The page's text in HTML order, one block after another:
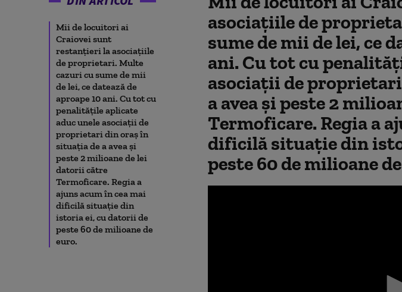
Mii de locuitori ai
Craiovei sunt
restanţieri la asociaţiile
de proprietari. Multe
cazuri cu sume de mii
de lei, ce datează de
aproape 10 ani. Cu tot cu
penalităţile aplicate
aduc unele asociaţii de
proprietari din oraş în
situaţia de a avea şi
peste 2 milioane de lei
datorii către
Termoficare. Regia a
ajuns acum în cea mai
dificilă situaţie din
istoria ei, cu datorii de
peste 60 de milioane de
euro.
asociaţiile de
sume de mii de lei, ce
ani. Cu tot cu
asociaţii de
a avea şi peste 2
Termoficare. Regia a
dificilă situaţie din
peste 60 de milioane